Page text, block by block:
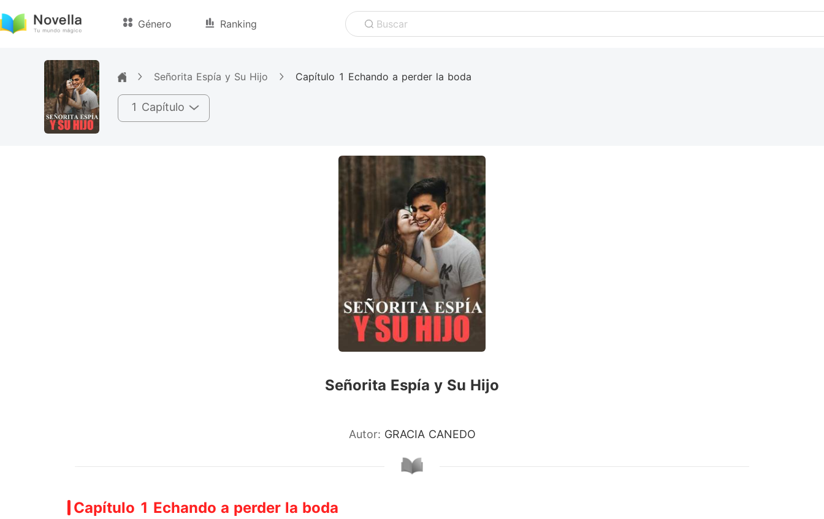
Género Ranking Buscar
Señorita Espía y Su Hijo Capítulo 1 Echando a perder la boda
1 Capítulo
Señorita Espía y Su Hijo
Autor: GRACIA CANEDO
Capítulo 1 Echando a perder la boda